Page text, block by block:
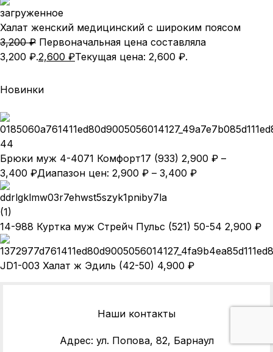
Халат женский медицинский с широким поясом
3,200₽ Первоначальная цена составляла
3,200 ₽.2,600 ₽Текущая цена: 2,600 ₽.
Новинки
Брюки муж 4-4071 Комфорт17 (933) 2,900 ₽ –
3,400 ₽Диапазон цен: 2,900 ₽ – 3,400 ₽
14-988 Куртка муж Стрейч Пульс (521) 50-54 2,900 ₽
JD1-003 Халат ж Эдиль (42-50) 4,900 ₽
Наши контакты
Адрес: ул. Попова, 82, Барнаул